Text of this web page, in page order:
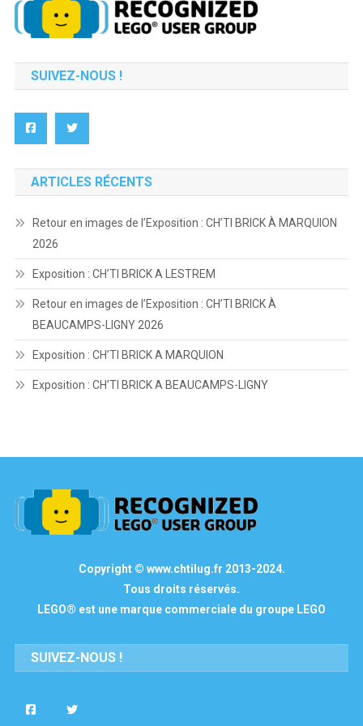
SUIVEZ-NOUS !
ARTICLES RÉCENTS
Retour en images de l’Exposition : CH’TI BRICK À MARQUION
2026
Exposition : CH’TI BRICK A LESTREM
Retour en images de l’Exposition : CH’TI BRICK À
BEAUCAMPS-LIGNY 2026
Exposition : CH’TI BRICK A MARQUION
Exposition : CH’TI BRICK A BEAUCAMPS-LIGNY
Copyright © www.chtilug.fr 2013-2024.
Tous droits réservés.
LEGO® est une marque commerciale du groupe LEGO
SUIVEZ-NOUS !